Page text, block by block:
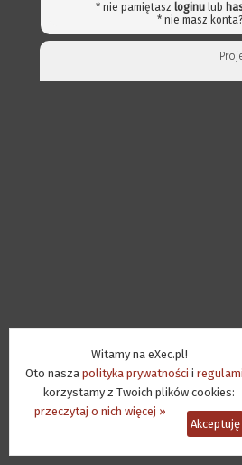
Witamy na eXec.pl!
Oto nasza polityka prywatności i
korzystamy z Twoich plików cookies:
przeczytaj o nich więcej »
Akceptuję
* nie pamiętasz loginu lub
* nie masz konta?